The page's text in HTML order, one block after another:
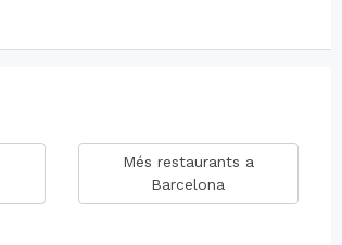
Més restaurants a
Barcelona